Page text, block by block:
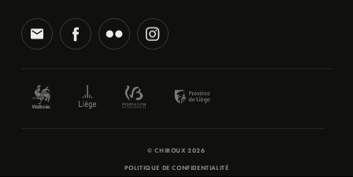
© CHIROUX 2026
POLITIQUE DE CONFIDENTIALITÉ